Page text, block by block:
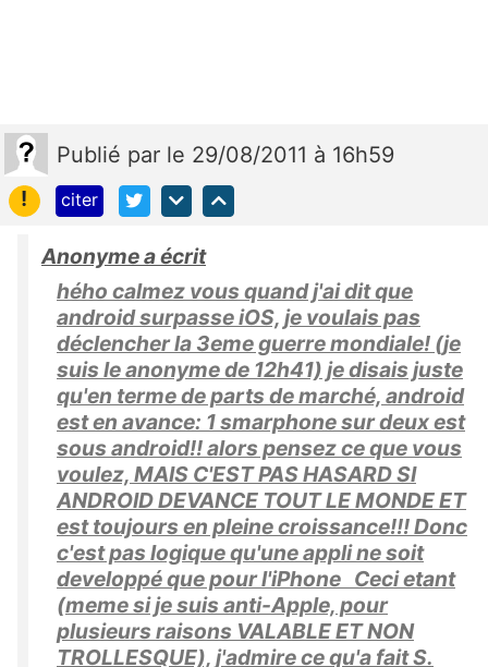
Publié par le 29/08/2011 à 16h59
!
citer
Anonyme a écrit
hého calmez vous quand j'ai dit que
android surpasse iOS, je voulais pas
déclencher la 3eme guerre mondiale! (je
suis le anonyme de 12h41) je disais juste
qu'en terme de parts de marché, android
est en avance: 1 smarphone sur deux est
sous android!! alors pensez ce que vous
voulez, MAIS C'EST PAS HASARD SI
ANDROID DEVANCE TOUT LE MONDE ET
est toujours en pleine croissance!!! Donc
c'est pas logique qu'une appli ne soit
developpé que pour l'iPhone Ceci etant
(meme si je suis anti-Apple, pour
plusieurs raisons VALABLE ET NON
TROLLESQUE), j'admire ce qu'a fait S.